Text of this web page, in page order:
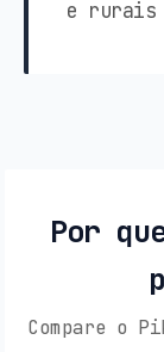
e rurais
Por
Compare o